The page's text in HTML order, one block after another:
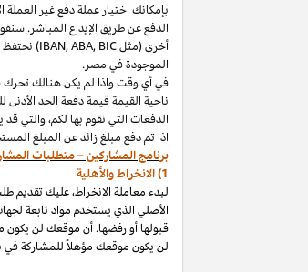
بإمكانك اختيار عملة دفع غير
الدفع عن طريق الإيداع المباشر.
أخرى (مثل
IBAN,ABA, BIC ) نحتفظ
الموجودةفي مصر.
في أي وقتواذا لم يكن هنالك تحرك
ناحية القيمة قيمة دفعة الحد
الدفعات التي نقوم بها لكم،والتي قد
اذا تم دفع مبلغ زائد عن المبلغ
برنامج المشاركين – متطلبات
1) الانخراط والأهلية
لبدء معاملة الانخراط، عليك
الأصلي الذي يستخدم مواد تابعة
قبولها أو رفضها. أن موقعك لن يكون
لن يكون موقعك مؤهلاً للمشاركة في